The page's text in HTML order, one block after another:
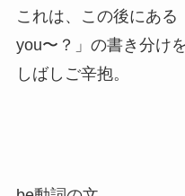
これは、この後にあ
you〜？」の書き分け
しばしご辛抱。